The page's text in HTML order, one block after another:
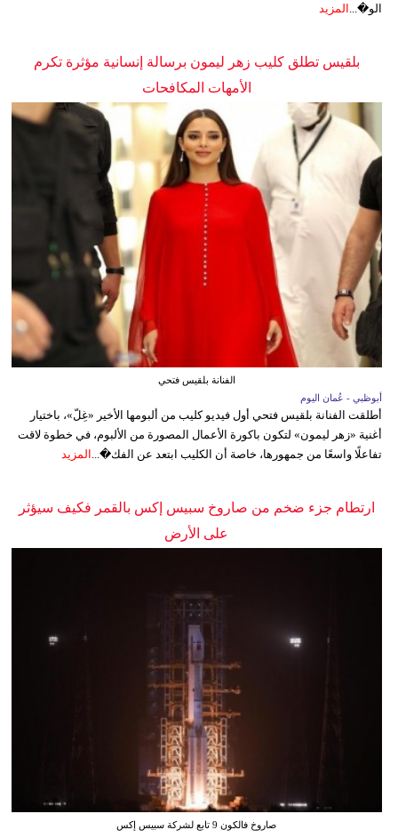
الو�...
المزيد
بلقيس تطلق كليب زهر ليمون برسالة إنسانية مؤثرة تكرم
الأمهات المكافحات
الفنانة بلقيس فتحي
أبوظبي - عُمان اليوم
أطلقت الفنانة بلقيس فتحي أول فيديو كليب من ألبومها الأخير «غِلّ»، باختيار
أغنية «زهر ليمون» لتكون باكورة الأعمال المصورة من الألبوم، في خطوة لاقت
تفاعلًا واسعًا من جمهورها، خاصة أن الكليب ابتعد عن الفك�... المزيد
ارتطام جزء ضخم من صاروخ سبيس إكس بالقمر فكيف سيؤثر
على الأرض
صاروخ فالكون 9 تابع لشركة سبيس إكس